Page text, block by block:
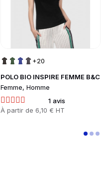
POLO BIO INSPIRE FEMME B&C
Femme, Homme
1 avis
Prix
À partir de 6,10 € HT
+20